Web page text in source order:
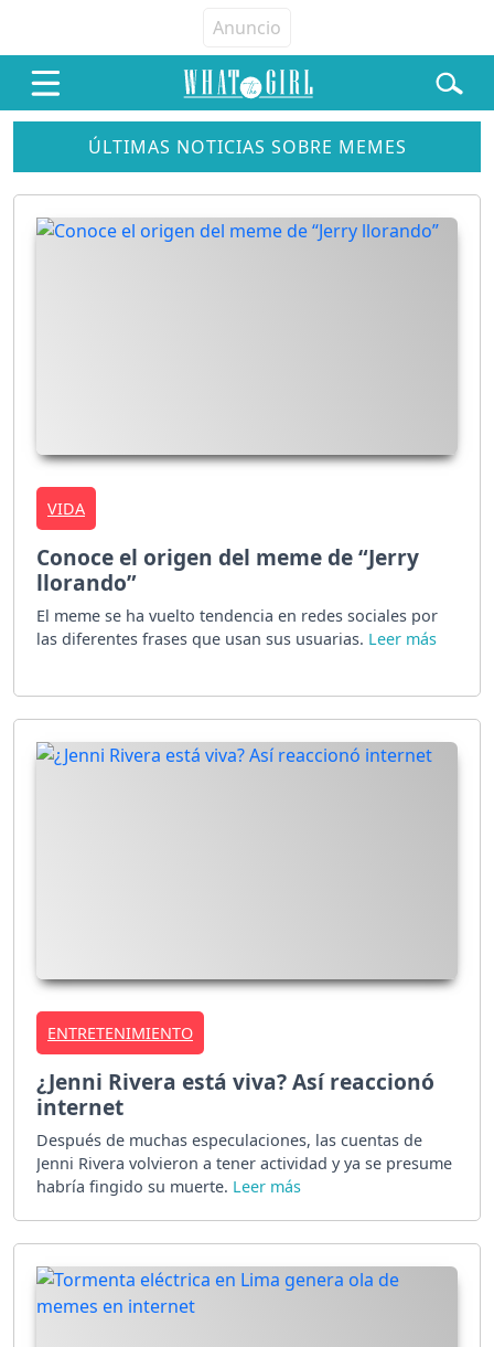
ÚLTIMAS NOTICIAS SOBRE MEMES
VIDA
Conoce el origen del meme de “Jerry
llorando”
El meme se ha vuelto tendencia en redes sociales por
las diferentes frases que usan sus usuarias.
ENTRETENIMIENTO
¿Jenni Rivera está viva? Así reaccionó
internet
Después de muchas especulaciones, las cuentas de
Jenni Rivera volvieron a tener actividad y ya se presume
habría fingido su muerte.